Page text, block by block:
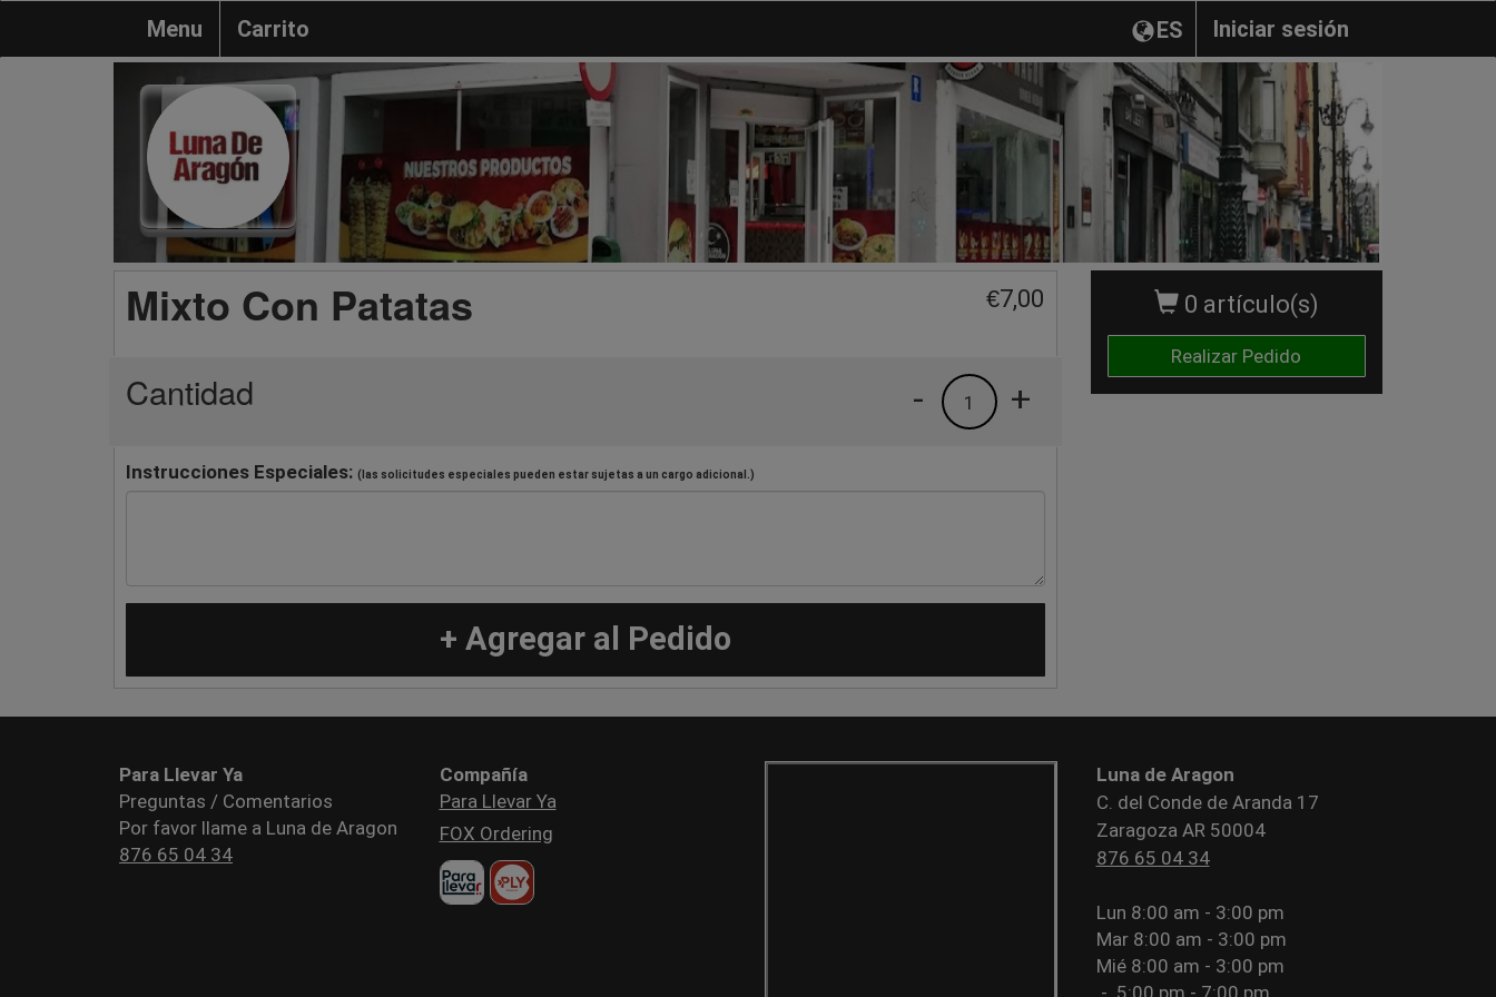
Iniciar sesión
ES
Menu Carrito
0 artículo(s)
Realizar Pedido
Mixto Con Patatas €7,00
Cantidad +
1
-
Instrucciones Especiales: (las solicitudes especiales pueden estar sujetas a un cargo adicional.)
+ Agregar al Pedido
Para Llevar Ya
Preguntas / Comentarios
Por favor llame a Luna de Aragon
876 65 04 34
Compañía
Para Llevar Ya
FOX Ordering
Luna de Aragon
C. del Conde de Aranda 17
Zaragoza AR 50004
876 65 04 34
Lun 8:00 am - 3:00 pm
Mar 8:00 am - 3:00 pm
Mié 8:00 am - 3:00 pm